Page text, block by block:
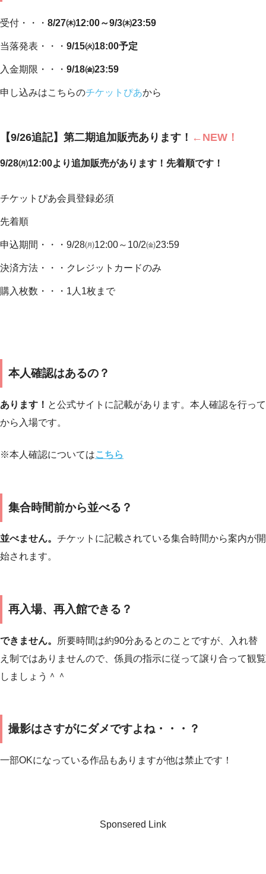
受付・・・ 8/27㈭12:00～9/3㈭23:59
当落発表・・・ 9/15㈫18:00予定
入金期限・・・ 9/18㈮23:59
申し込みはこちらのチケットぴあから
【9/26追記】第二期追加販売あります！ ←NEW！
9/28㈪12:00より追加販売があります！先着順です！
チケットぴあ会員登録必須
先着順
申込期間・・・9/28㈪12:00～10/2㈮23:59
決済方法・・・クレジットカードのみ
購入枚数・・・1人1枚まで
本人確認はあるの？
あります！ と公式サイトに記載があります。本人確認を行って
から入場です。
※本人確認についてはこちら
集合時間前から並べる？
並べません。 チケットに記載されている集合時間から案内が開
始されます。
再入場、再入館できる？
できません。
所要時間は約90分あるとのことですが、入れ替
え制ではありませんので、係員の指示に従って譲り合って観覧
しましょう＾＾
撮影はさすがにダメですよね・・・？
一部OKになっている作品もありますが他は禁止です！
Sponsered Link